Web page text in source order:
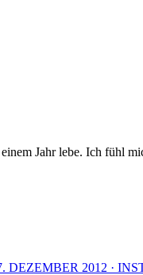
Jahr lebe. Ich fühl
DEZEMBER 2012 ·